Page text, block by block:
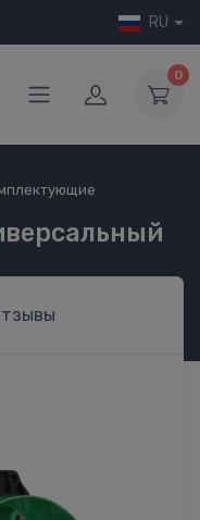
RU
0